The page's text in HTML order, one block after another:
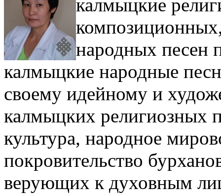
калмыцкие
народных песен
калмыцкие народные
своему идейному и
калмыцких религиозных
культура, народное
покровительство
верующих к духовным